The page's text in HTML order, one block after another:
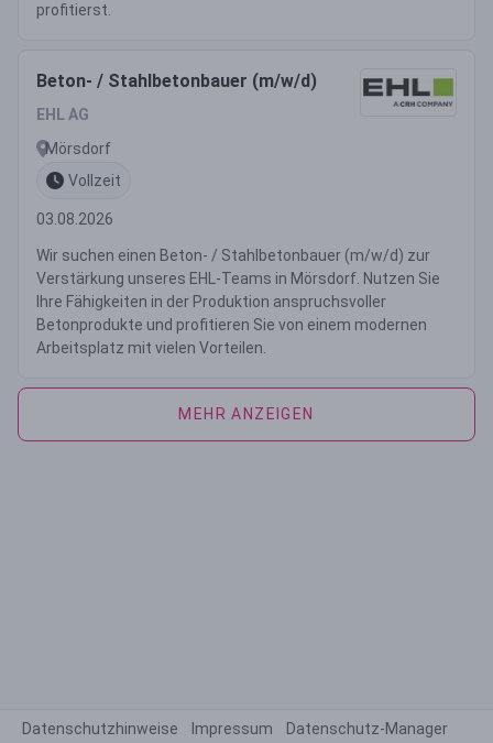
profitierst.
Beton- / Stahlbetonbauer (m/w/d)
EHL AG
Mörsdorf
Vollzeit
03.08.2026
Wir suchen einen Beton- / Stahlbetonbauer (m/w/d) zur
Verstärkung unseres EHL-Teams in Mörsdorf. Nutzen Sie
Ihre Fähigkeiten in der Produktion anspruchsvoller
Betonprodukte und profitieren Sie von einem modernen
Arbeitsplatz mit vielen Vorteilen.
MEHR ANZEIGEN
Datenschutzhinweise Impressum Datenschutz-Manager